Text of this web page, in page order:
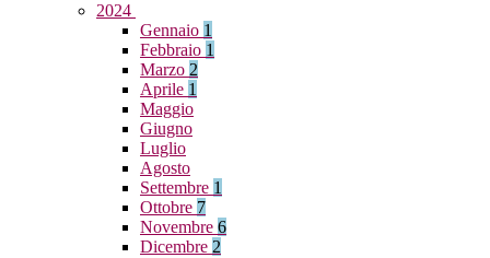
2024
Gennaio 1
Febbraio 1
Marzo 2
Aprile 1
Maggio
Giugno
Luglio
Agosto
Settembre 1
Ottobre 7
Novembre 6
Dicembre 2